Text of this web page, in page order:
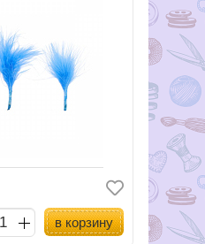
в корзину